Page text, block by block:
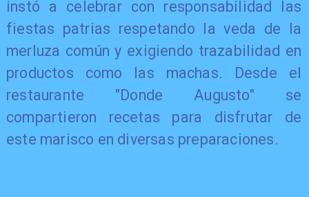
instó a celebrar con responsabilidad las
fiestas patrias respetando la veda de la
merluza común y exigiendo trazabilidad en
productos como las machas. Desde el
restaurante "Donde Augusto" se
compartieron recetas para disfrutar de
este marisco en diversas preparaciones.